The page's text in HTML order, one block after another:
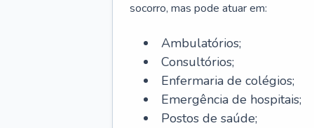
socorro, mas pode atuar em:
Ambulatórios;
Consultórios;
Enfermaria de colégios;
Emergência de hospitais;
Postos de saúde;